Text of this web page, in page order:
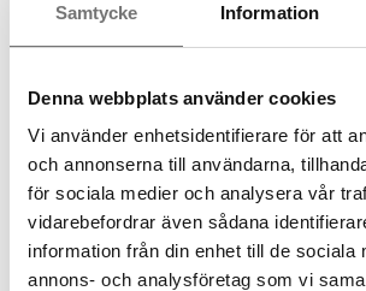
Samtycke Information
Denna webbplats använder cookies
Vi använder enhetsidentifierare för att
och annonserna till användarna,
för sociala medier och analysera vår
vidarebefordrar även sådana
information från din enhet till de sociala
annons- och analysföretag som vi
En historia om smart återvinning &
I Portugal ligger vår korkfabrik, och precis
såg man en möjlighet istället för ett
plast från sandaltillverkningen skapades
✔ Böjligt & slitstarkt – Perfekt för daglig
✔ Hållbart & miljövänligt – Tillverkat av 100
✔ Stilrent & modernt – Svartvita mönster